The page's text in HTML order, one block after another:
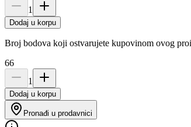
1
Dodaj u korpu
Broj bodova koji ostvarujete kupovinom ovog
66
1
Dodaj u korpu
Pronađi u prodavnici